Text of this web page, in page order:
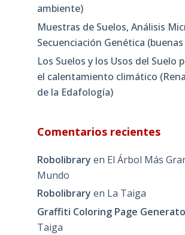
ambiente)
Muestras de Suelos, Análisis
Secuenciación Genética
Los Suelos y los Usos del Suelo
el calentamiento climático
de la Edafología)
Comentarios recientes
Robolibrary en El Árbol Más
Mundo
Robolibrary en La Taiga
Graffiti Coloring Page
Taiga